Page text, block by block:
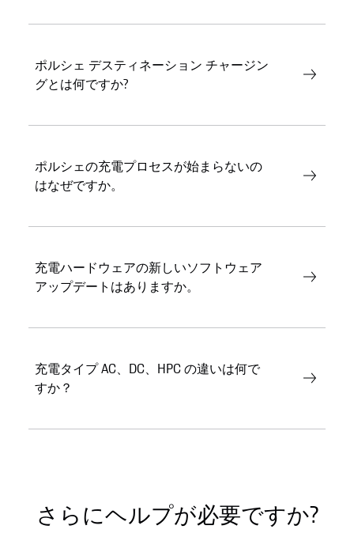
ポルシェ デスティネーション チャージン
グとは何ですか?
ポルシェの充電プロセスが始まらないの
はなぜですか。
充電ハードウェアの新しいソフトウェア
アップデートはありますか。
充電タイプ AC、DC、HPC の違いは何で
すか？
さらにヘルプが必要ですか?